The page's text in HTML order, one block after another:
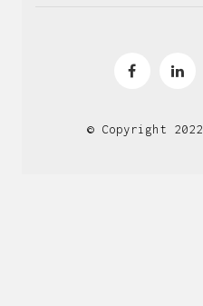
© Copyright